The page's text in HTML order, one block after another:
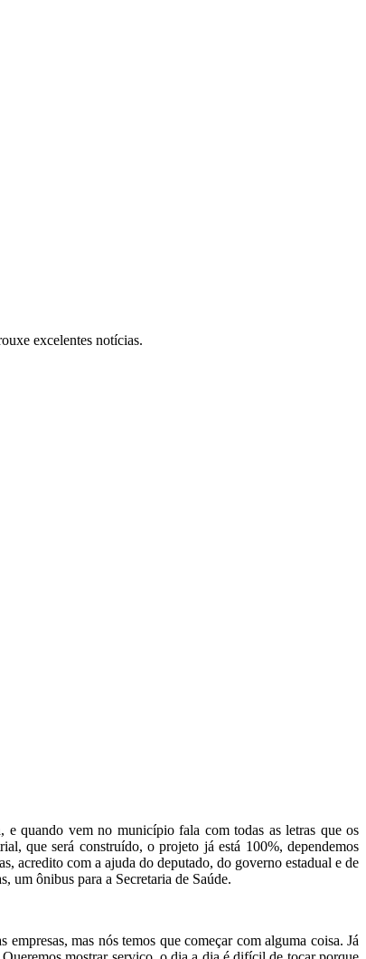
excelentes notícias.
e quando vem no município fala com todas as letras que os
que será construído, o projeto já está 100%, dependemos
acredito com a ajuda do deputado, do governo estadual e de
um ônibus para a Secretaria de Saúde.
mas nós temos que começar com alguma coisa. Já